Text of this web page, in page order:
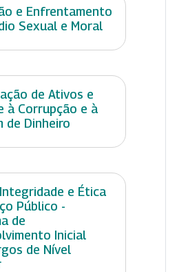
e Enfrentamento
Sexual e Moral
de Ativos e
à Corrupção e à
de Dinheiro
e Ética
Público -
de
Inicial
de Nível